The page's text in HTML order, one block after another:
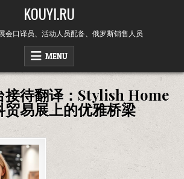
KOUYI.RU
会口译员、活动人员配备、俄罗斯销售人员
MENU
接待翻译：Stylish Home
贸易展上的优雅桥梁